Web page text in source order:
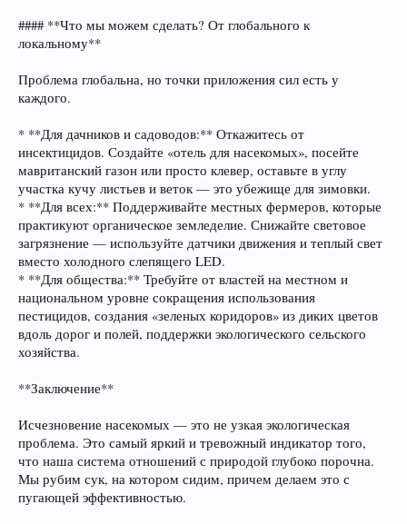
#### **Что мы можем сделать? От глобального к
локальному**
Проблема глобальна, но точки приложения сил есть у
каждого.
* **Для дачников и садоводов:** Откажитесь от
инсектицидов. Создайте «отель для насекомых», посейте
мавританский газон или просто клевер, оставьте в углу
участка кучу листьев и веток — это убежище для зимовки.
* **Для всех:** Поддерживайте местных фермеров, которые
практикуют органическое земледелие. Снижайте световое
загрязнение — используйте датчики движения и теплый свет
вместо холодного слепящего LED.
* **Для общества:** Требуйте от властей на местном и
национальном уровне сокращения использования
пестицидов, создания «зеленых коридоров» из диких цветов
вдоль дорог и полей, поддержки экологического сельского
хозяйства.
**Заключение**
Исчезновение насекомых — это не узкая экологическая
проблема. Это самый яркий и тревожный индикатор того,
что наша система отношений с природой глубоко порочна.
Мы рубим сук, на котором сидим, причем делаем это с
пугающей эффективностью.